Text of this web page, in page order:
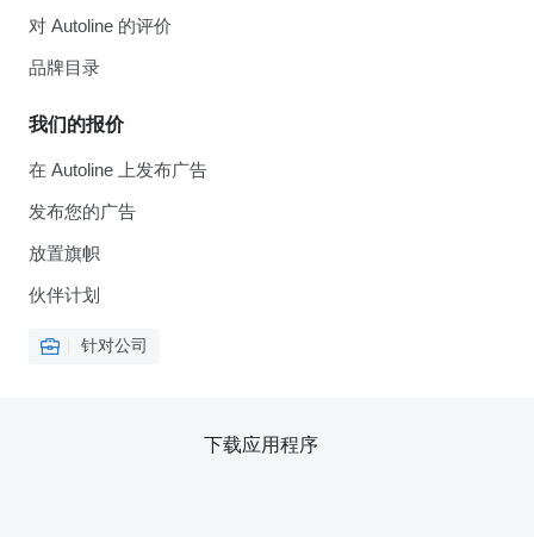
对 Autoline 的评价
品牌目录
我们的报价
在 Autoline 上发布广告
发布您的广告
放置旗帜
伙伴计划
针对公司
下载应用程序